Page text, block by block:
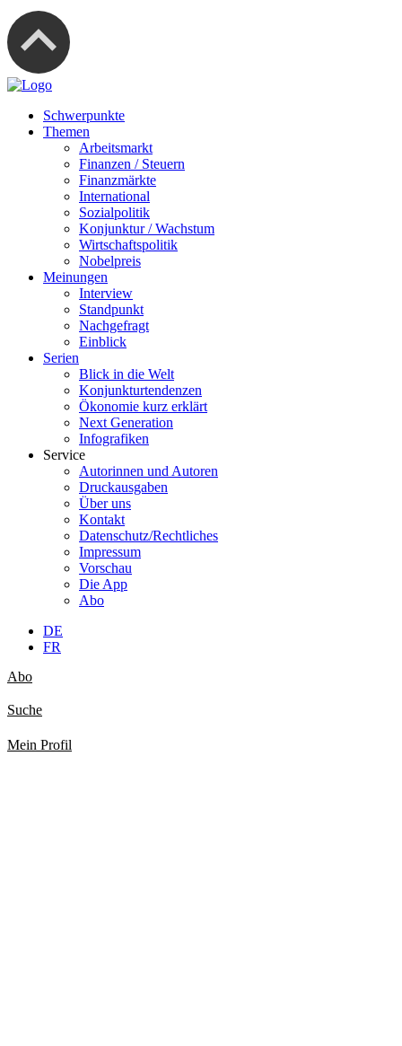
Schwerpunkte
Themen
Arbeitsmarkt
Finanzen / Steuern
Finanzmärkte
International
Sozialpolitik
Konjunktur / Wachstum
Wirtschaftspolitik
Nobelpreis
Meinungen
Interview
Standpunkt
Nachgefragt
Einblick
Serien
Blick in die Welt
Konjunkturtendenzen
Ökonomie kurz erklärt
Next Generation
Infografiken
Service
Autorinnen und Autoren
Druckausgaben
Über uns
Kontakt
Datenschutz/Rechtliches
Impressum
Vorschau
Die App
Abo
DE
FR
Abo
Suche
Mein Profil